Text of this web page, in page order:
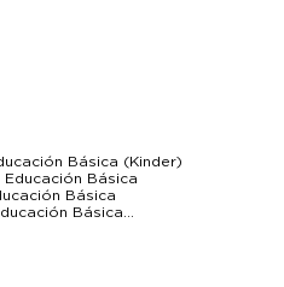
Básica (Kinder)
Básica
Básica
Básica
Básica